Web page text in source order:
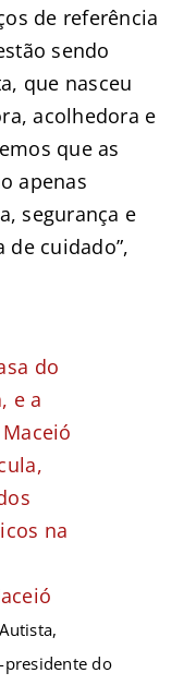
de referência
sendo
que nasceu
acolhedora e
que as
apenas
segurança e
cuidado”,
presidente do